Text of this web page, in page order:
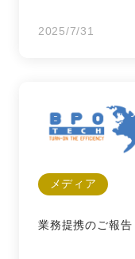
2025/7/31
メディア
業務提携のご報告